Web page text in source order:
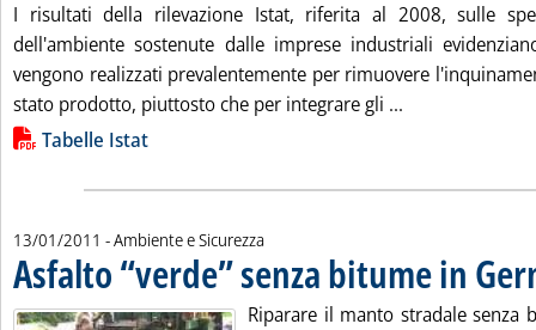
I risultati della rilevazione Istat, riferita al 2008, sulle
dell'ambiente sostenute dalle imprese industriali
vengono realizzati prevalentemente per rimuovere
stato prodotto, piuttosto che per integrare gli ...
Lista allegati PDF alla notizia
Tabelle Istat
13/01/2011 - Ambiente e Sicurezza
Asfalto “verde” senza bitume in
Riparare il manto stradale senza